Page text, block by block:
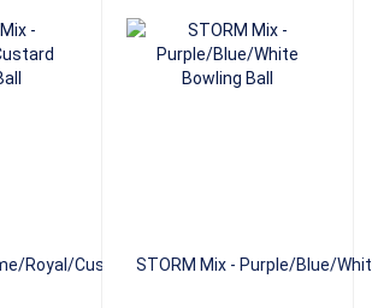
Royal/CustardSTORM Mix - Purple/Blue/